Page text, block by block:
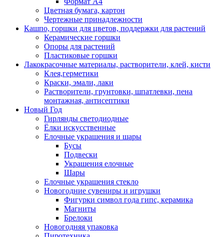
Цветная бумага, картон
Чертежные принадлежности
Кашпо, горшки для цветов, поддержки для растений
Керамические горшки
Опоры для растений
Пластиковые горшки
Лакокрасочные материалы, растворители, клей, кисти
Клея,герметики
Краски, эмали, лаки
Растворители, грунтовки, шпатлевки, пена
монтажная, антисептики
Новый Год
Гирлянды светодиодные
Ёлки искусственные
Елочные украшения и шары
Бусы
Подвески
Украшения елочные
Шары
Елочные украшения стекло
Новогодние сувениры и игрушки
Фигурки символ года гипс, керамика
Магниты
Брелоки
Новогодняя упаковка